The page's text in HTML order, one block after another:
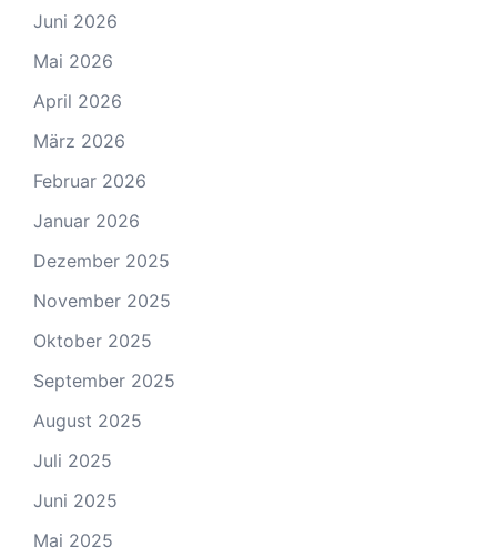
Juni 2026
Mai 2026
April 2026
März 2026
Februar 2026
Januar 2026
Dezember 2025
November 2025
Oktober 2025
September 2025
August 2025
Juli 2025
Juni 2025
Mai 2025